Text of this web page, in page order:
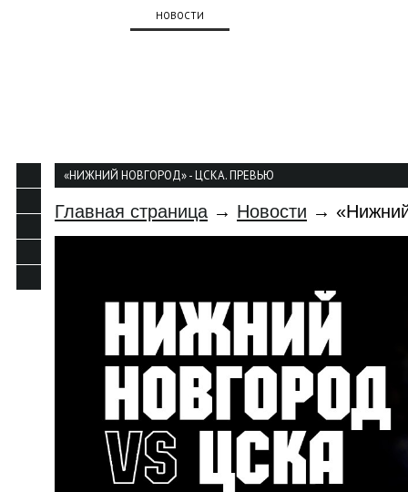
НОВОСТИ
«НИЖНИЙ НОВГОРОД» - ЦСКА. ПРЕВЬЮ
Главная страница → Новости →